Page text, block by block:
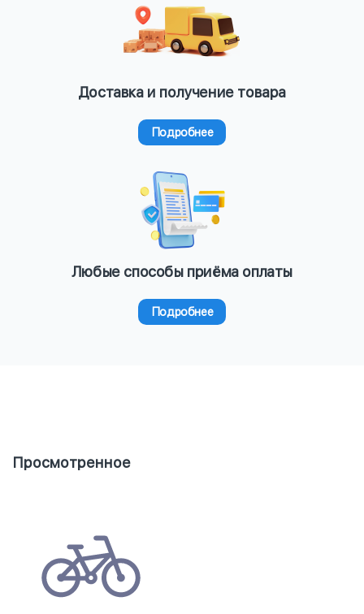
Доставка и получение товара
Подробнее
Любые способы приёма оплаты
Подробнее
Просмотренное